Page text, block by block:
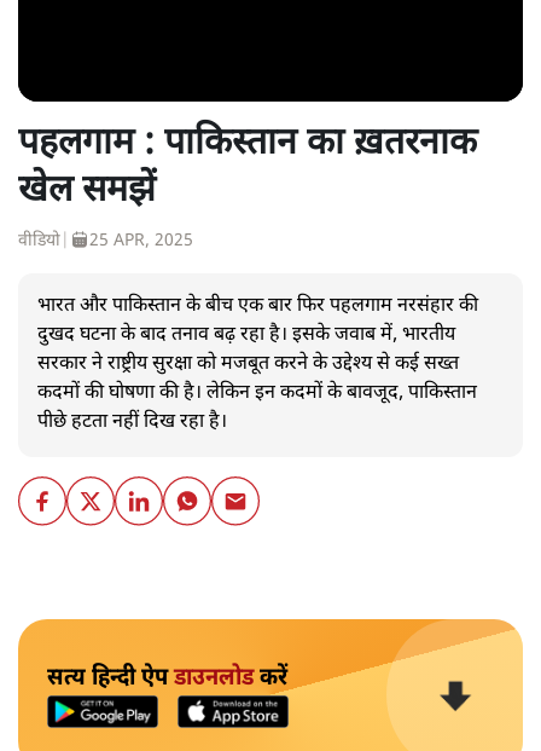
पहलगाम : पाकिस्तान का ख़तरनाक
खेल समझें
वीडियो 25 APR, 2025
भारत और पाकिस्तान के बीच एक बार फिर पहलगाम नरसंहार की
दुखद घटना के बाद तनाव बढ़ रहा है। इसके जवाब में, भारतीय
सरकार ने राष्ट्रीय सुरक्षा को मजबूत करने के उद्देश्य से कई सख्त
कदमों की घोषणा की है। लेकिन इन कदमों के बावजूद, पाकिस्तान
पीछे हटता नहीं दिख रहा है।
सत्य हिन्दी ऐपडाउनलोडकरें